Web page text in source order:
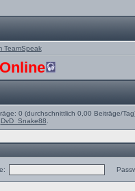
TeamSpeak
0 (durchschnittlich 0,00 Beiträge/
DvD_Snake88